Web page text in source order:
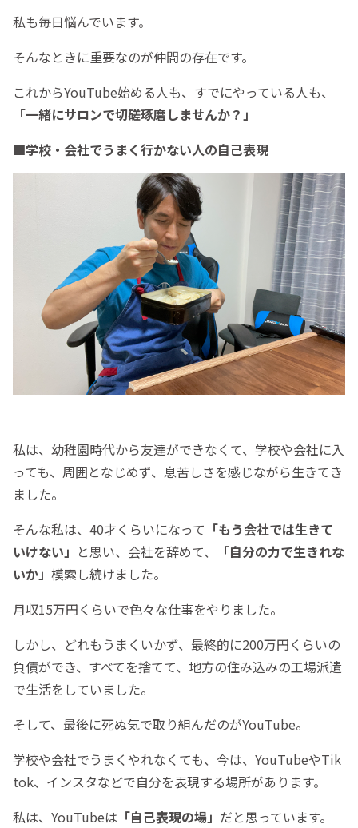
私も毎日悩んでいます。
そんなときに重要なのが仲間の存在です。
これからYouTube始める人も、すでにやっている人も、
「一緒にサロンで切磋琢磨しませんか？」
■学校・会社でうまく行かない人の自己表現
私は、幼稚園時代から友達ができなくて、学校や会社に入
っても、周囲となじめず、息苦しさを感じながら生きてき
ました。
そんな私は、40才くらいになって 「もう会社では生きて
いけない」 と思い、会社を辞めて、
「自分の力で生きれな
いか」 模索し続けました。
月収15万円くらいで色々な仕事をやりました。
しかし、どれもうまくいかず、最終的に200万円くらいの
負債ができ、すべてを捨てて、地方の住み込みの工場派遣
で生活をしていました。
そして、最後に死ぬ気で取り組んだのがYouTube。
学校や会社でうまくやれなくても、今は、YouTubeやTik
tok、インスタなどで自分を表現する場所があります。
私は、YouTubeは 「自己表現の場」 だと思っています。